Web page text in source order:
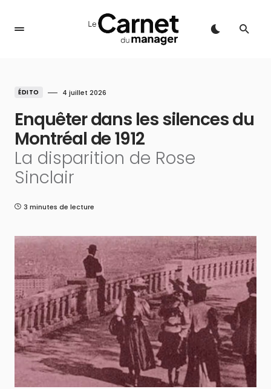
ÉDITO 4 juillet 2026
Enquêter dans les silences du
Montréal de 1912
La disparition de Rose
Sinclair
3 minutes de lecture